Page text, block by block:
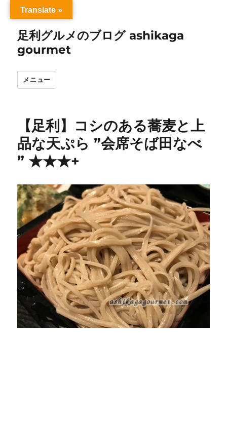
足利グルメのブログ ashikaga
gourmet
メニュー
【足利】コシのある蕎麦と上
品な天ぷら ”会席そば田なべ
” ★★★+
Translate »